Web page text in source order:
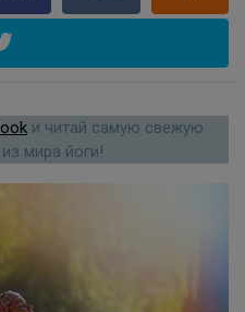
и читай самую свежую
мира йоги!